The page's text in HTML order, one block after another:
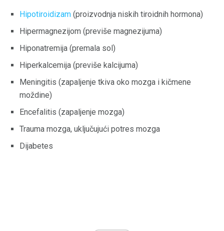
Hipotiroidizam (proizvodnja niskih tiroidnih hormona)
Hipermagnezijom (previše magnezijuma)
Hiponatremija (premala sol)
Hiperkalcemija (previše kalcijuma)
Meningitis (zapaljenje tkiva oko mozga i kičmene
moždine)
Encefalitis (zapaljenje mozga)
Trauma mozga, uključujući potres mozga
Dijabetes